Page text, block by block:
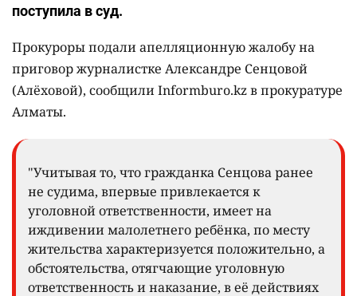
поступила в суд.
Прокуроры подали апелляционную жалобу на
приговор журналистке Александре Сенцовой
(Алёховой), сообщили Informburo.kz в прокуратуре
Алматы.
"Учитывая то, что гражданка Сенцова ранее
не судима, впервые привлекается к
уголовной ответственности, имеет на
иждивении малолетнего ребёнка, по месту
жительства характеризуется положительно, а
обстоятельства, отягчающие уголовную
ответственность и наказание, в её действиях